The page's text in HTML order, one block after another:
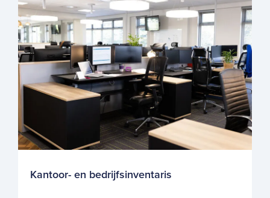
Kantoor- en bedrijfsinventaris